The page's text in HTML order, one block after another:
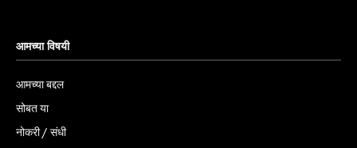
आमच्या विषयी
आमच्या बद्दल
सोबत या
नोकरी / संधी